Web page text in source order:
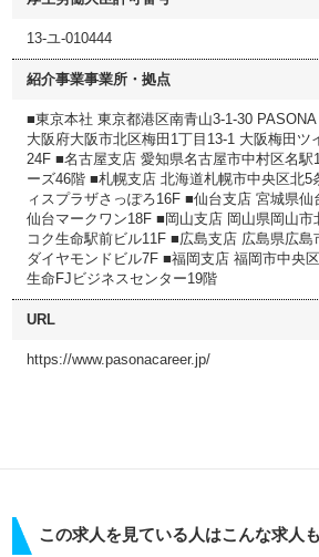
13-ユ-010444
紹介事業事業所・拠点
■東京本社 東京都港区南青山3-1-30
大阪府大阪市北区梅田1丁目13-1 大阪梅田
24F ■名古屋支店 愛知県名古屋市中村区名駅
ーズ46階 ■札幌支店 北海道札幌市中央区北
ィスプラザさっぽろ16F ■仙台支店 宮城県
仙台マークワン18F ■岡山支店 岡山県岡山
コク生命駅前ビル11F ■広島支店 広島県広
ダイヤモンドビル7F ■福岡支店 福岡市中央
生命FJビジネスセンター19階
URL
https://www.pasonacareer.jp/
この求人を見ている人はこんな求人